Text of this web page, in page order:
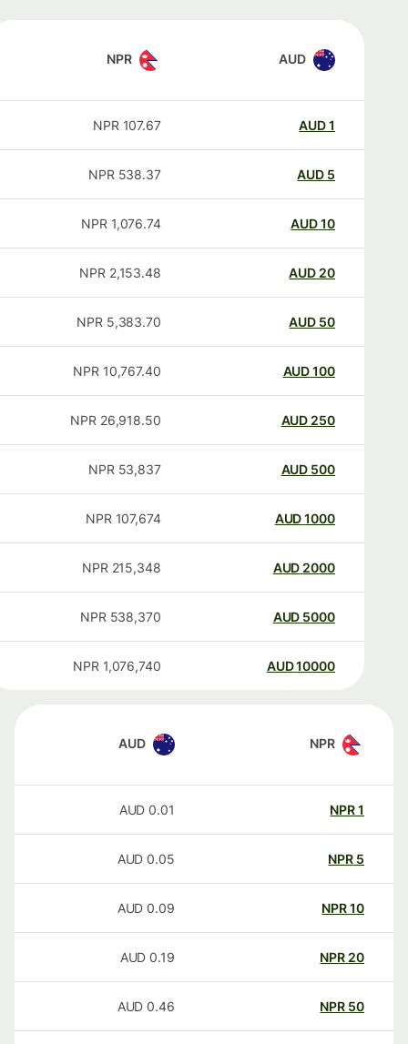
AUD
NPR
AUD
107.67
NPR
AUD
538.37
NPR
AUD
1,076.74
NPR
20
AUD
2,153.48
NPR
50
AUD
5,383.70
NPR
100
AUD
10,767.40
NPR
250
AUD
26,918.50
NPR
500
AUD
53,837
NPR
1000
AUD
107,674
NPR
2000
AUD
215,348
NPR
5000
AUD
538,370
NPR
10000
AUD
1,076,740
NPR
NPR
AUD
NPR
0.01
AUD
NPR
0.05
AUD
NPR
0.09
AUD
20
NPR
0.19
AUD
50
NPR
0.46
AUD